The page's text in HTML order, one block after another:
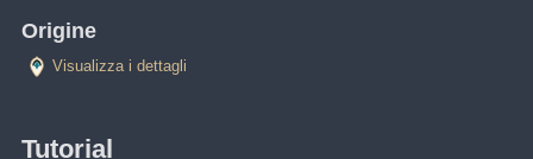
Origine
Visualizza i dettagli
Tutorial